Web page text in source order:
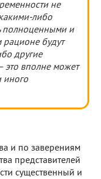
не
либо
полноценными и
будут
другие
это вполне может
иного
и по заверениям
представителей
существенный и